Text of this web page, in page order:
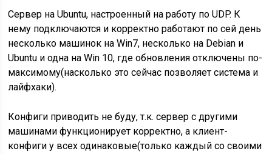
Сервер на Ubuntu, настроенный на работу по UDP. К
нему подключаются и корректно работают по сей день
несколько машинок на Win7, несколько на Debian и
Ubuntu и одна на Win 10, где обновления отключены по-
максимому(насколько это сейчас позволяет система и
лайфхаки).
Конфиги приводить не буду, т.к. сервер с другими
машинами функционирует корректно, а клиент-
конфиги у всех одинаковые(только каждый со своими